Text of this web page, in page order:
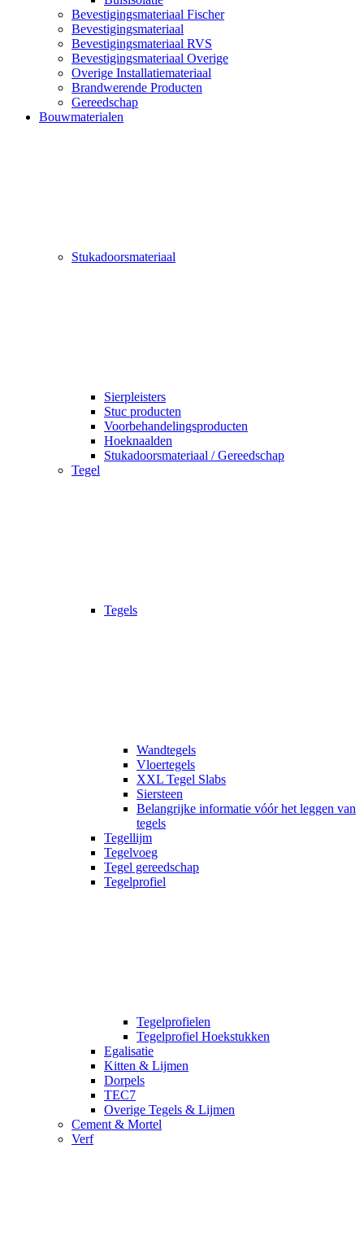
Bevestigingsmateriaal Fischer
Bevestigingsmateriaal
Bevestigingsmateriaal RVS
Bevestigingsmateriaal Overige
Overige Installatiemateriaal
Brandwerende Producten
Gereedschap
Bouwmaterialen
Stukadoorsmateriaal
Sierpleisters
Stuc producten
Voorbehandelingsproducten
Hoeknaalden
Stukadoorsmateriaal / Gereedschap
Tegel
Tegels
Wandtegels
Vloertegels
XXL Tegel Slabs
Siersteen
Belangrijke informatie vóór het leggen van
tegels
Tegellijm
Tegelvoeg
Tegel gereedschap
Tegelprofiel
Tegelprofielen
Tegelprofiel Hoekstukken
Egalisatie
Kitten & Lijmen
Dorpels
TEC7
Overige Tegels & Lijmen
Cement & Mortel
Verf